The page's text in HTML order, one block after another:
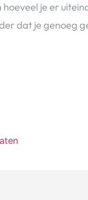
je er
dat je genoeg